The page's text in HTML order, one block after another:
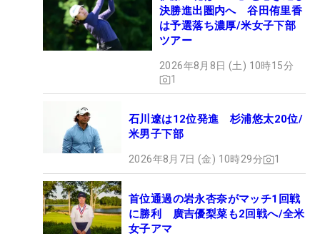
決勝進出圏内へ 谷田侑里香
は予選落ち濃厚/米女子下部
ツアー
2026年8月8日 (土) 10時15分
1
石川遼は12位発進 杉浦悠太20位/
米男子下部
2026年8月7日 (金) 10時29分 1
首位通過の岩永杏奈がマッチ1回戦
に勝利 廣吉優梨菜も2回戦へ/全米
女子アマ